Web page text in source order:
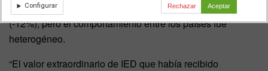
que en Centroamérica se recibieron menos inversiones
(-12%), pero el comportamiento entre los países fue
heterogéneo.
“El valor extraordinario de IED que había recibido
Configurar Rechazar Aceptar